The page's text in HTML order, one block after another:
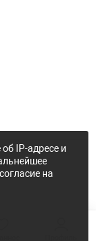
IP-адресе и
на